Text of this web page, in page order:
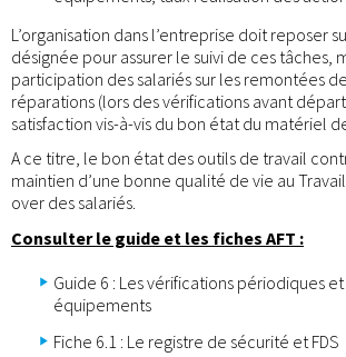
L’organisation dans l’entreprise doit reposer
désignée pour assurer le suivi de ces tâches,
participation des salariés sur les remontées
réparations (lors des vérifications avant
satisfaction vis-à-vis du bon état du matériel
A ce titre, le bon état des outils de travail
maintien d’une bonne qualité de vie au
over des salariés.
Consulter le guide et les fiches AFT :
Guide 6 : Les vérifications périodiques
équipements
Fiche 6.1 : Le registre de sécurité et FDS